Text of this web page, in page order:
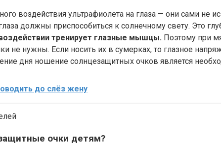
воздействия ультрафиолета на глаза — они сами не
должны приспособиться к солнечному свету. Это
тренирует глазные мышцы. Поэтому при
не нужны. Если носить их в сумерках, то глазное
дня ношение солнцезащитных очков является
до слёз жену
очки детям?